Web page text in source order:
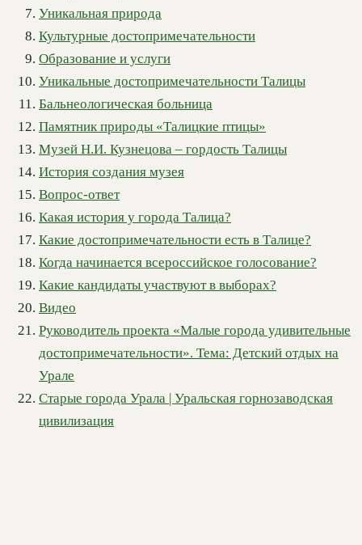
Уникальная природа
Культурные достопримечательности
Образование и услуги
Уникальные достопримечательности Талицы
Бальнеологическая больница
Памятник природы «Талицкие птицы»
Музей Н.И. Кузнецова – гордость Талицы
История создания музея
Вопрос-ответ
Какая история у города Талица?
Какие достопримечательности есть в Талице?
Когда начинается всероссийское голосование?
Какие кандидаты участвуют в выборах?
Видео
Руководитель проекта «Малые города удивительные
достопримечательности». Тема: Детский отдых на
Урале
Старые города Урала | Уральская горнозаводская
цивилизация